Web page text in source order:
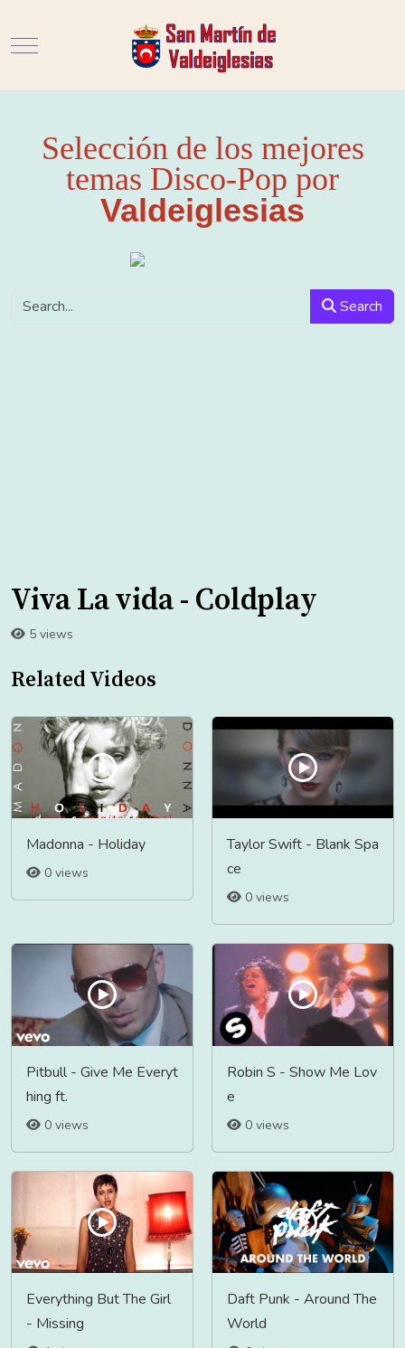
Mobile Menu Toggle
Selección de los mejores
temas Disco-Pop por
Valdeiglesias
Search
Viva La vida - Coldplay
5 views
Related Videos
Madonna - Holiday
0 views
Taylor Swift - Blank Spa
ce
0 views
Pitbull - Give Me Everyt
hing ft.
0 views
Robin S - Show Me Lov
e
0 views
Everything But The Girl
- Missing
Daft Punk - Around The
World